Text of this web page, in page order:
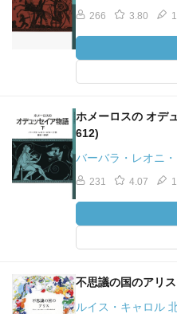
266 3.80
ホメーロスの オデ
612)
バーバラ・レオニ
231 4.07
不思議の国のアリ
ルイス・キャロル